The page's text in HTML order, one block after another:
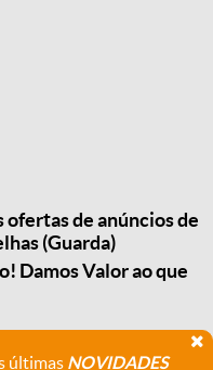
ofertas de anúncios de
(Guarda)
Damos Valor ao que
últimas NOVIDADES